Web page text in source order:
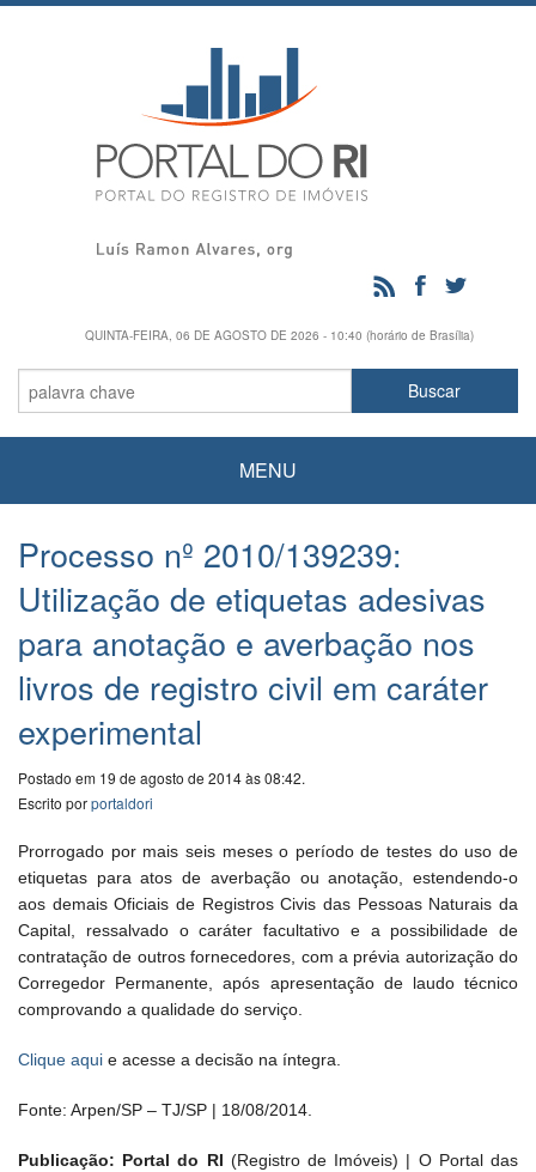
QUINTA-FEIRA, 06 DE AGOSTO DE 2026 - 10:40 (horário de Brasília)
MENU
Processo nº 2010/139239:
Utilização de etiquetas adesivas
para anotação e averbação nos
livros de registro civil em caráter
experimental
Postado em 19 de agosto de 2014 às 08:42.
Escrito porportaldori
Prorrogado por mais seis meses o período de testes do uso de
etiquetas para atos de averbação ou anotação, estendendo-o
aos demais Oficiais de Registros Civis das Pessoas Naturais da
Capital, ressalvado o caráter facultativo e a possibilidade de
contratação de outros fornecedores, com a prévia autorização do
Corregedor Permanente, após apresentação de laudo técnico
comprovando a qualidade do serviço.
Clique aqui e acesse a decisão na íntegra.
Fonte: Arpen/SP – TJ/SP | 18/08/2014.
Publicação: Portal do RI (Registro de Imóveis) | O Portal das